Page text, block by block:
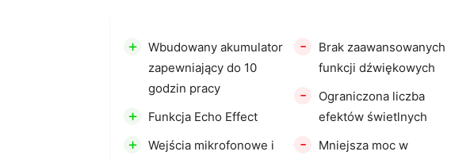
+
Wbudowany akumulator
zapewniający do 10
godzin pracy
+ Funkcja Echo Effect
+
Wejścia mikrofonowe i
-
Brak zaawansowanych
funkcji dźwiękowych
-
Ograniczona liczba
efektów świetlnych
-
Mniejsza moc w